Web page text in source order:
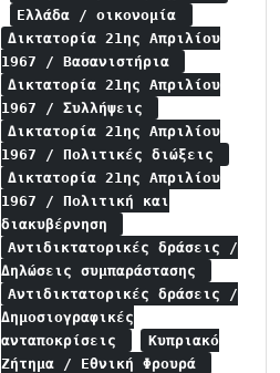
Ελλάδα / οικονομία
Δικτατορία 21ης Απριλίου
1967 / Βασανιστήρια
Δικτατορία 21ης Απριλίου
1967 / Συλλήψεις
Δικτατορία 21ης Απριλίου
1967 / Πολιτικές διώξεις
Δικτατορία 21ης Απριλίου
1967 / Πολιτική και
διακυβέρνηση
Αντιδικτατορικές δράσεις /
Δηλώσεις συμπαράστασης
Αντιδικτατορικές δράσεις /
Δημοσιογραφικές
ανταποκρίσεις
Κυπριακό
Ζήτημα / Εθνική Φρουρά